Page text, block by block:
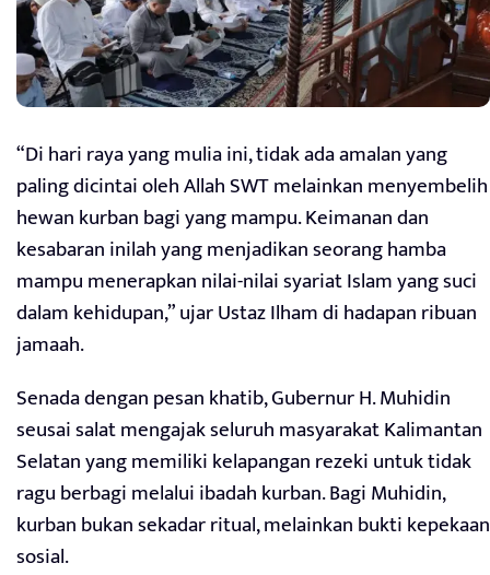
“Di hari raya yang mulia ini, tidak ada amalan yang
paling dicintai oleh Allah SWT melainkan menyembelih
hewan kurban bagi yang mampu. Keimanan dan
kesabaran inilah yang menjadikan seorang hamba
mampu menerapkan nilai-nilai syariat Islam yang suci
dalam kehidupan,” ujar Ustaz Ilham di hadapan ribuan
jamaah.
Senada dengan pesan khatib, Gubernur H. Muhidin
seusai salat mengajak seluruh masyarakat Kalimantan
Selatan yang memiliki kelapangan rezeki untuk tidak
ragu berbagi melalui ibadah kurban. Bagi Muhidin,
kurban bukan sekadar ritual, melainkan bukti kepekaan
sosial.